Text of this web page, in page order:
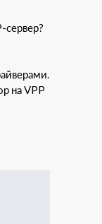
на VPP